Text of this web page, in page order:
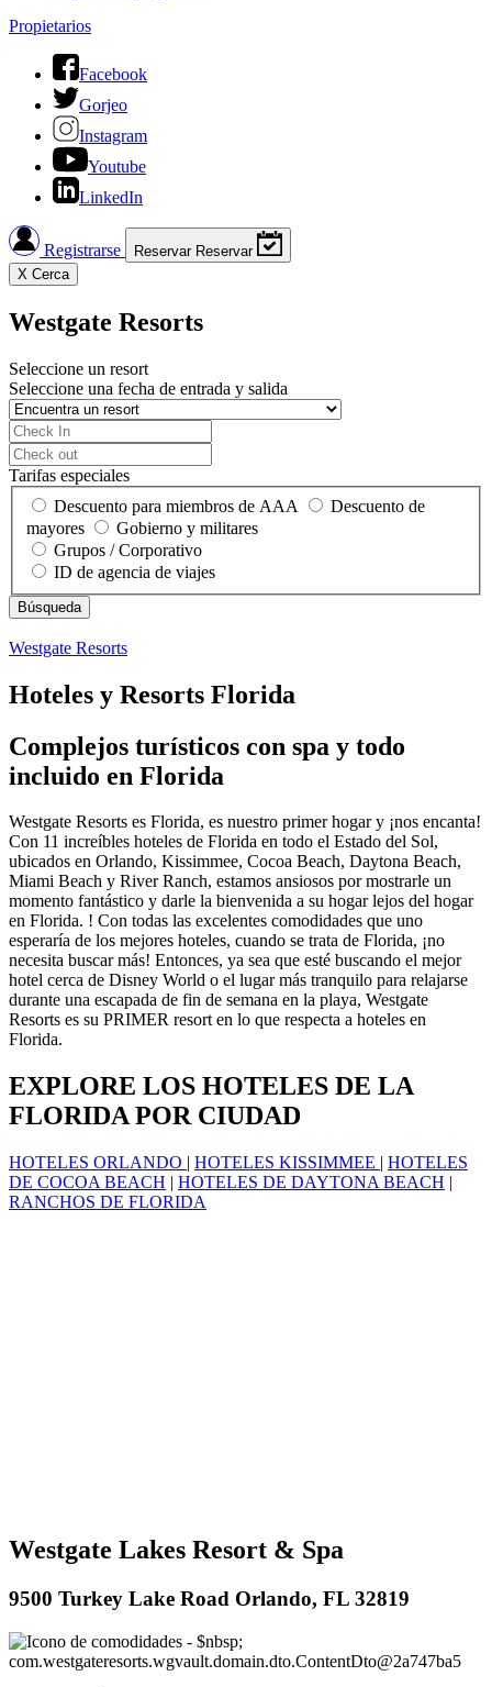
Propietarios
Facebook
Gorjeo
Instagram
Youtube
LinkedIn
Registrarse Reservar Reservar
X Cerca
Westgate Resorts
Seleccione un resort
Seleccione una fecha de entrada y salida
Tarifas especiales
Descuento para miembros de AAA
Descuento de
mayores
Gobierno y militares
Grupos / Corporativo
ID de agencia de viajes
Westgate Resorts
Hoteles y Resorts Florida
Complejos turísticos con spa y todo
incluido en Florida
Westgate Resorts es Florida, es nuestro primer hogar y ¡nos encanta!
Con 11 increíbles hoteles de Florida en todo el Estado del Sol,
ubicados en Orlando, Kissimmee, Cocoa Beach, Daytona Beach,
Miami Beach y River Ranch, estamos ansiosos por mostrarle un
momento fantástico y darle la bienvenida a su hogar lejos del hogar
en Florida. ! Con todas las excelentes comodidades que uno
esperaría de los mejores hoteles, cuando se trata de Florida, ¡no
necesita buscar más! Entonces, ya sea que esté buscando el mejor
hotel cerca de Disney World o el lugar más tranquilo para relajarse
durante una escapada de fin de semana en la playa, Westgate
Resorts es su PRIMER resort en lo que respecta a hoteles en
Florida.
EXPLORE LOS HOTELES DE LA
FLORIDA POR CIUDAD
HOTELES ORLANDO | HOTELES KISSIMMEE | HOTELES
DE COCOA BEACH | HOTELES DE DAYTONA BEACH |
RANCHOS DE FLORIDA
Westgate Lakes Resort & Spa
9500 Turkey Lake Road Orlando, FL 32819